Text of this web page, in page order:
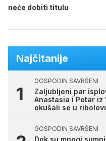
neće dobiti titulu
Najčitanije
GOSPODIN SAVRŠENI
Zaljubljeni par
Anastasia i Petar
okušali se u
GOSPODIN SAVRŠENI
Dok su mnogi